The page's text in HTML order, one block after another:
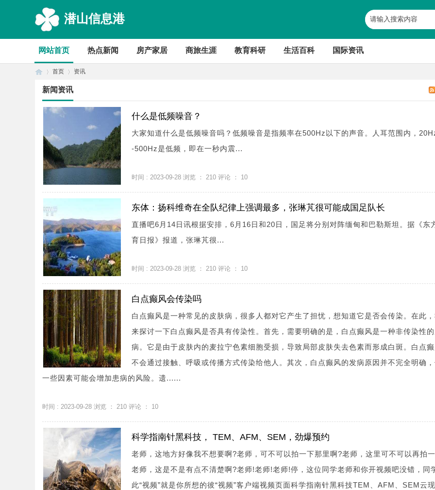
潜山信息港
网站首页 热点新闻 房产家居 商旅生涯 教育科研 生活百科 国际资讯
首页 资讯
新闻资讯
什么是低频噪音？
大家知道什么是低频噪音吗？低频噪音是指频率在500Hz以下的声音。人耳范围内，
-500Hz是低频，即在一秒内震...
时间 : 2023-09-28 浏览 ： 210 评论 ： 10
东体：扬科维奇在全队纪律上强调最多，张琳芃很可能成国足队长
直播吧6月14日讯根据安排，6月16日和20日，国足将分别对阵缅甸和巴勒斯坦。据《东
育日报》报道，张琳芃很...
时间 : 2023-09-28 浏览 ： 210 评论 ： 10
白点癫风会传染吗
白点癫风是一种常见的皮肤病，很多人都对它产生了担忧，想知道它是否会传染。在此
来探讨一下白点癫风是否具有传染性。首先，需要明确的是，白点癫风是一种非传染性
病。它是由于皮肤内的麦拉宁色素细胞受损，导致局部皮肤失去色素而形成白斑。白点
不会通过接触、呼吸或传播方式传染给他人。其次，白点癫风的发病原因并不完全明确
一些因素可能会增加患病的风险。遗......
时间 : 2023-09-28 浏览 ： 210 评论 ： 10
科学指南针黑科技， TEM、AFM、SEM，劲爆预约
老师，这地方好像我不想要啊?老师，可不可以拍一下那里啊?老师，这里可不可以再拍
老师，这是不是有点不清楚啊?老师!老师!老师!停，这位同学老师和你开视频吧没错，同
此“视频”就是你所想的彼“视频”客户端视频页面科学指南针黑科技TEM、AFM、SEM云